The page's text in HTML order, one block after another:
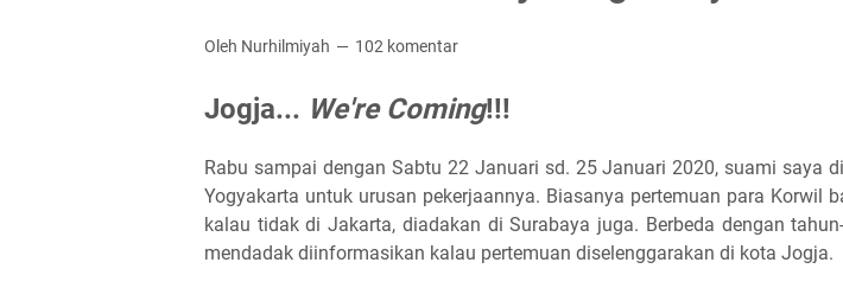
Oleh Nurhilmiyah 102 komentar
Jogja... We're Coming!!!
Rabu sampai dengan Sabtu 22 Januari sd. 25 Januari 2020, suami saya
Yogyakarta untuk urusan pekerjaannya. Biasanya pertemuan para Korwil
kalau tidak di Jakarta, diadakan di Surabaya juga. Berbeda dengan
mendadak diinformasikan kalau pertemuan diselenggarakan di kota Jogja.